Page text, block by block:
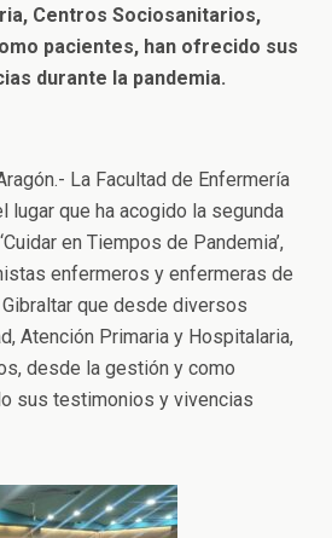
Centros Sociosanitarios,
pacientes, han ofrecido sus
durante la pandemia.
La Facultad de Enfermería
lugar que ha acogido la segunda
en Tiempos de Pandemia’,
enfermeros y enfermeras de
que desde diversos
Atención Primaria y Hospitalaria,
desde la gestión y como
sus testimonios y vivencias